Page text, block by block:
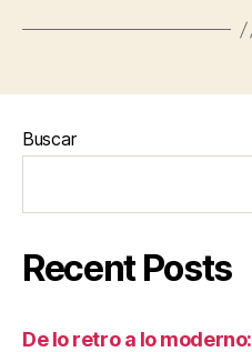
Buscar
Recent Posts
De lo retro a lo